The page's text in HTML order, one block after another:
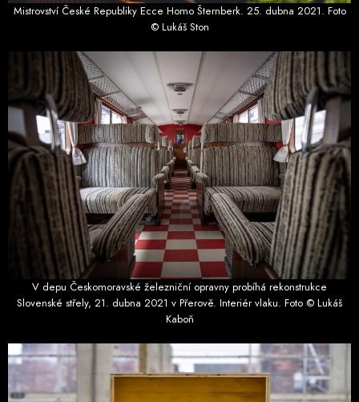
Mistrovství České Republiky Ecce Homo Šternberk. 25. dubna 2021. Foto
© Lukáš Ston
V depu Českomoravské železniční opravny probíhá rekonstrukce
Slovenské střely, 21. dubna 2021 v Přerově. Interiér vlaku. Foto © Lukáš
Kaboň